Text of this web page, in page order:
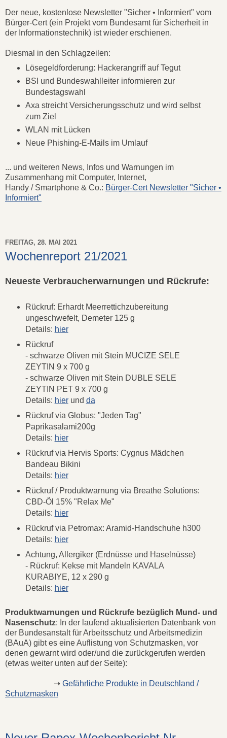
Der neue, kostenlose Newsletter "Sicher • Informiert" vom
Bürger-Cert (ein Projekt vom Bundesamt für Sicherheit in
der Informationstechnik) ist wieder erschienen.
Diesmal in den Schlagzeilen:
Lösegeldforderung: Hackerangriff auf Tegut
BSI und Bundeswahlleiter informieren zur
Bundestagswahl
Axa streicht Versicherungsschutz und wird selbst
zum Ziel
WLAN mit Lücken
Neue Phishing-E-Mails im Umlauf
... und weiteren News, Infos und Warnungen im
Zusammenhang mit Computer, Internet,
Handy / Smartphone & Co.: Bürger-Cert Newsletter "Sicher •
Informiert"
FREITAG, 28. MAI 2021
Wochenreport 21/2021
Neueste Verbraucherwarnungen und Rückrufe:
Rückruf: Erhardt Meerrettichzubereitung
ungeschwefelt, Demeter 125 g
Details: hier
Rückruf
- schwarze Oliven mit Stein MUCIZE SELE
ZEYTIN 9 x 700 g
- schwarze Oliven mit Stein DUBLE SELE
ZEYTIN PET 9 x 700 g
Details: hierund da
Rückruf via Globus: "Jeden Tag"
Paprikasalami200g
Details: hier
Rückruf via Hervis Sports: Cygnus Mädchen
Bandeau Bikini
Details: hier
Rückruf / Produktwarnung via Breathe Solutions:
CBD-Öl 15% "Relax Me"
Details: hier
Rückruf via Petromax: Aramid-Handschuhe h300
Details: hier
Achtung, Allergiker (Erdnüsse und Haselnüsse)
- Rückruf: Kekse mit Mandeln KAVALA
KURABIYE, 12 x 290 g
Details: hier
Produktwarnungen und Rückrufe bezüglich Mund- und
Nasenschutz: In der laufend aktualisierten Datenbank von
der Bundesanstalt für Arbeitsschutz und Arbeitsmedizin
(BAuA) gibt es eine Auflistung von Schutzmasken, vor
denen gewarnt wird oder/und die zurückgerufen werden
(etwas weiter unten auf der Seite):
➝ Gefährliche Produkte in Deutschland /
Schutzmasken